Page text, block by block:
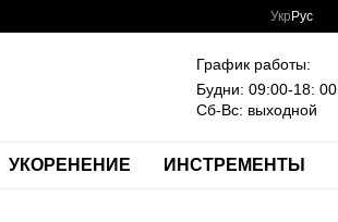
Укр Рус
График работы:
Будни: 09:00-18: 00
Сб-Вс: выходной
УКОРЕНЕНИЕ ИНСТРЕМЕНТЫ